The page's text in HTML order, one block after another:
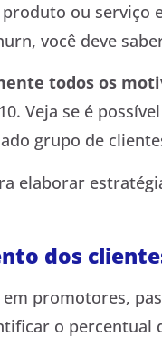
ou
você deve
todos os
Veja se é
grupo de
elaborar
dos
promotores,
o percentual